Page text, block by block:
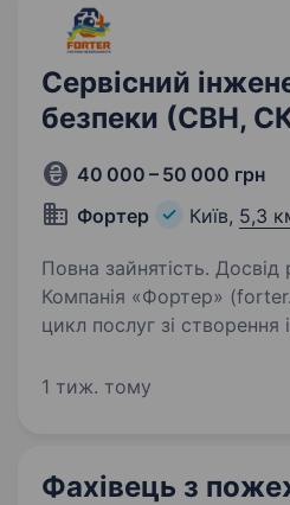
Сервісний
безпеки (СВН,
40 000 – 50 000 грн
Фортер
Київ, 5,3
Повна зайнятість. Досвід
Компанія «Фортер»
цикл послуг зі створення
Ми займаємося імпортом
1 тиж. тому
Фахівець з